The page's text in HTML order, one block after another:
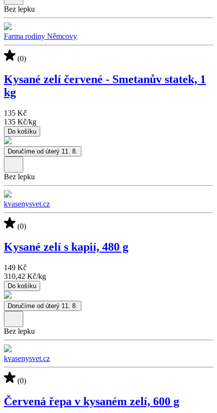
Bez lepku
Farma rodiny Němcovy
(0)
Kysané zelí červené - Smetanův statek, 1
kg
135 Kč
135 Kč/kg
Do košíku
Doručíme od úterý 11. 8.
Bez lepku
kvasenysvet.cz
(0)
Kysané zelí s kapií, 480 g
149 Kč
310,42 Kč/kg
Do košíku
Doručíme od úterý 11. 8.
Bez lepku
kvasenysvet.cz
(0)
Červená řepa v kysaném zelí, 600 g